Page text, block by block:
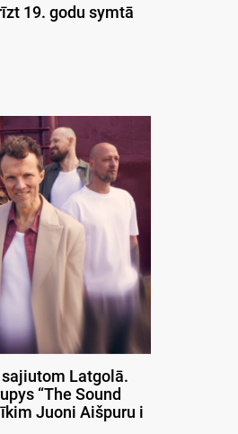
19. godu symtā
Latgolā.
“The Sound
Juoni Aišpuru i